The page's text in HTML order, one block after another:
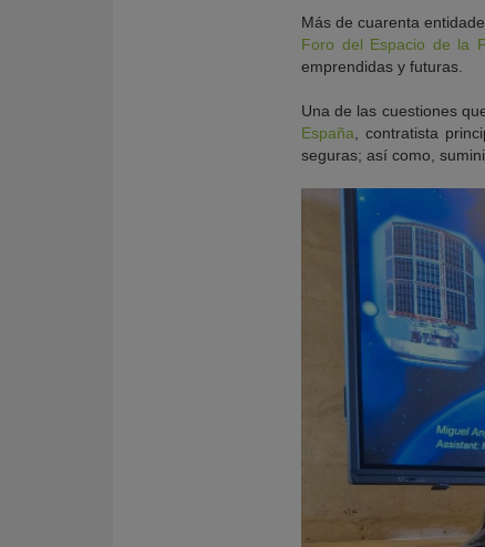
Más de cuarenta
Foro del Espacio de la
emprendidas y futuras.
Una de las cuestiones
España , contratista
seguras; así como,